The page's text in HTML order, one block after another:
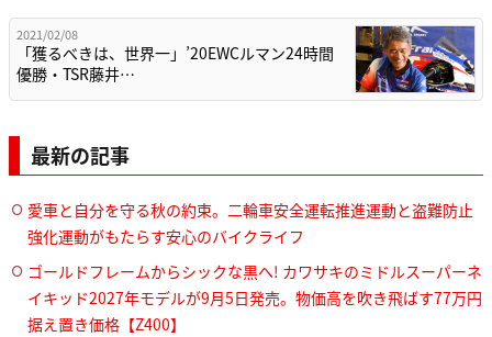
2021/02/08
「獲るべきは、世界一」’20EWCルマン24時間
優勝・TSR藤井…
最新の記事
愛車と自分を守る秋の約束。二輪車安全運転推進運動と盗難防止
強化運動がもたらす安心のバイクライフ
ゴールドフレームからシックな黒へ! カワサキのミドルスーパーネ
イキッド2027年モデルが9月5日発売。物価高を吹き飛ばす77万円
据え置き価格【Z400】